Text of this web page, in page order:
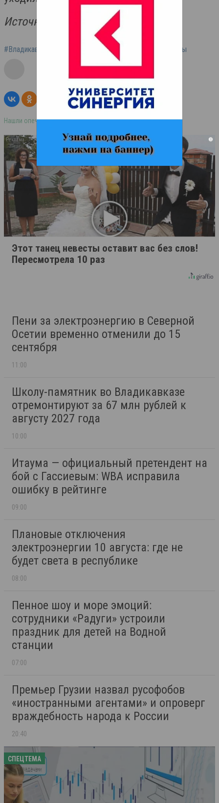
Источник: Ossetia News
#Владикавказ #Опрос Superjob #Мужчины
Нашли опечатку в тексте? Выделите её и нажмите ctrl+enter
i
Этот танец невесты оставит вас без слов!
Пересмотрела 10 раз
Пени за электроэнергию в Северной
Осетии временно отменили до 15
сентября
11:00
Школу-памятник во Владикавказе
отремонтируют за 67 млн рублей к
августу 2027 года
10:00
Итаума — официальный претендент на
бой с Гассиевым: WBA исправила
ошибку в рейтинге
09:00
Плановые отключения
электроэнергии 10 августа: где не
будет света в республике
08:00
Пенное шоу и море эмоций:
сотрудники «Радуги» устроили
праздник для детей на Водной
станции
07:00
Премьер Грузии назвал русофобов
«иностранными агентами» и опроверг
враждебность народа к России
20:40
СПЕЦТЕМА